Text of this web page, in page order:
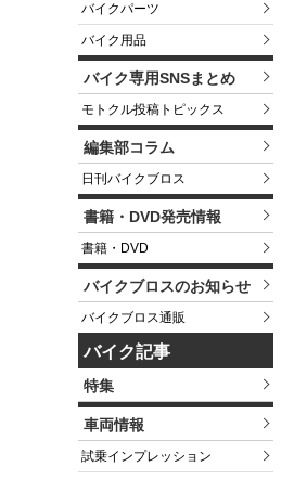
バイクパーツ
バイク用品
バイク専用SNSまとめ
モトクル投稿トピックス
編集部コラム
日刊バイクブロス
書籍・DVD発売情報
書籍・DVD
バイクブロスのお知らせ
バイクブロス通販
バイク記事
特集
車両情報
試乗インプレッション